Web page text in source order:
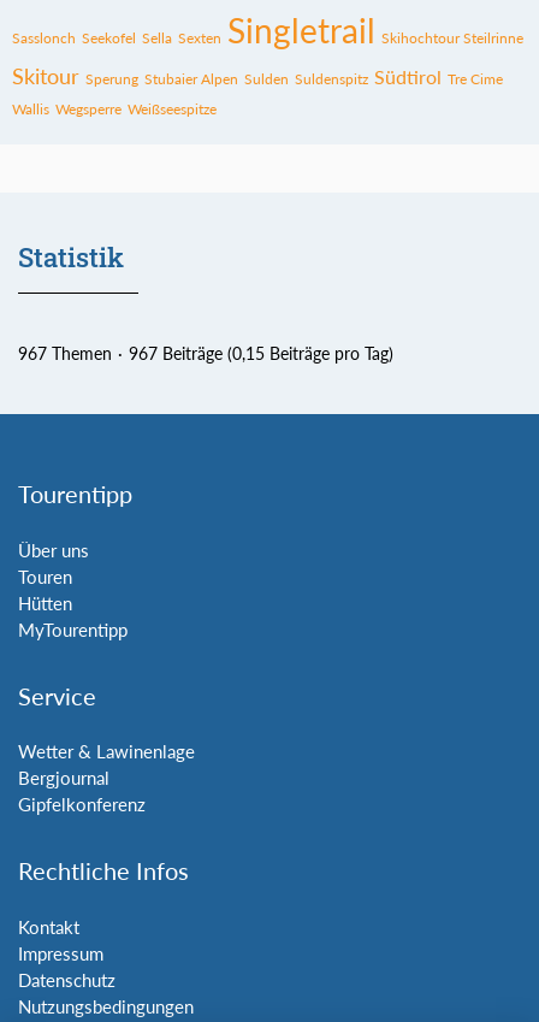
Sasslonch Seekofel Sella Sexten Singletrail Skihochtour Steilrinne
Skitour Sperung Stubaier Alpen Sulden Suldenspitz Südtirol Tre Cime
Wallis Wegsperre Weißseespitze
Statistik
967 Themen 967 Beiträge (0,15 Beiträge pro Tag)
Tourentipp
Über uns
Touren
Hütten
MyTourentipp
Service
Wetter & Lawinenlage
Bergjournal
Gipfelkonferenz
Rechtliche Infos
Kontakt
Impressum
Datenschutz
Nutzungsbedingungen